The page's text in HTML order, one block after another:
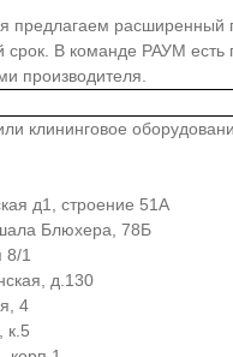
предлагаем расширенный
срок. В команде РАУМ
производителя.
клининговое
д1, строение 51А
Блюхера, 78Б
8/1
д.130
4
к.5